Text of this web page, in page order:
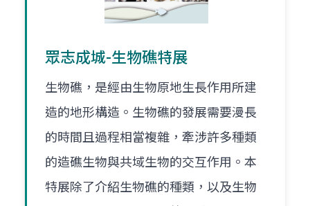
眾志成城-生物礁特展
生物礁，是經由生物原地生長作用所建
造的地形構造。生物礁的發展需要漫長
的時間且過程相當複雜，牽涉許多種類
的造礁生物與共域生物的交互作用。本
特展除了介紹生物礁的種類，以及生物